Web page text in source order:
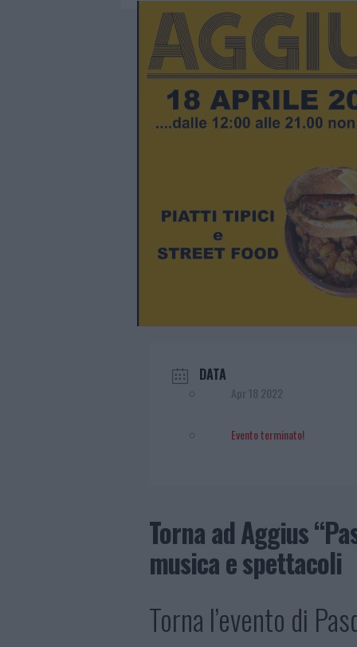
6 AGOSTO 2026 | CALANGIANUS, ALLARME SUL
DATA
Apr 18 2022
Evento terminato!
Torna ad Aggius
musica e spettacoli
Torna l’evento di